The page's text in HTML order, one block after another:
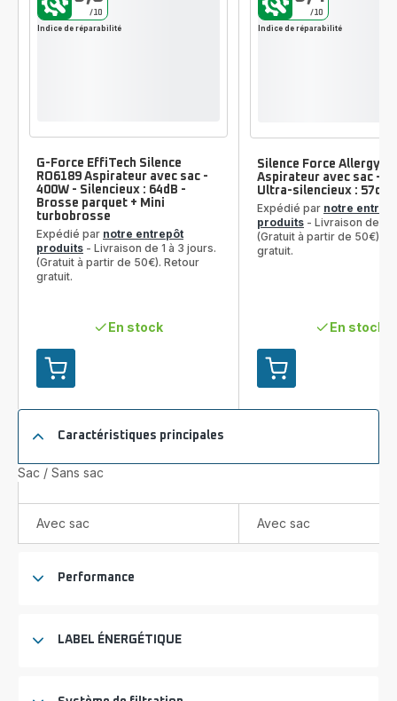
Ajouter
au
panier
G-
EffiTech
Silence
-
Brosse
G-Force EffiTech Silence
RO6189 Aspirateur avec sac -
400W - Silencieux : 64dB -
Brosse parquet + Mini
turbobrosse
Expédié par notre entrepôt
produits - Livraison de 1 à 3 jours.
(Gratuit à partir de 50€). Retour
gratuit.
En stock
/10
Indice de réparabilité
Ajouter
au
panier
Allergy+
Silence Force Allergy+
Aspirateur avec sac -
Ultra-silencieux : 57dB
Expédié par notre
produits - Livraison de 1
(Gratuit à partir de 50€).
gratuit.
En stock
/10
Indice de réparabilité
Caractéristiques principales
Sac / Sans sac
Avec sac Avec sac
Performance
LABEL ÉNERGÉTIQUE